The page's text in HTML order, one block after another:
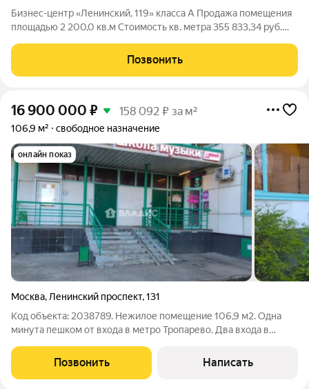
Бизнес-центр «Ленинский, 119» класса A Продажа помещения
площадью 2 200,0 кв.м Cтоимость кв. метра 355 833,34 руб.
расположен по адресу: Ленинский проспект, 119 корпус 3,
Москва
Позвонить
16 900 000 ₽ 158 092 ₽ за м²
106,9 м² свободное назначение
онлайн показ
Москва, Ленинский проспект,131
Код объекта: 2038789. Нежилое помещение 106,9 м2. Одна
минута пешком от входа в метро Тропарево. Два входа в
второй на подземную парковку ( очень удобно для погрузки /
выгрузки). Помещение
Позвонить Написать